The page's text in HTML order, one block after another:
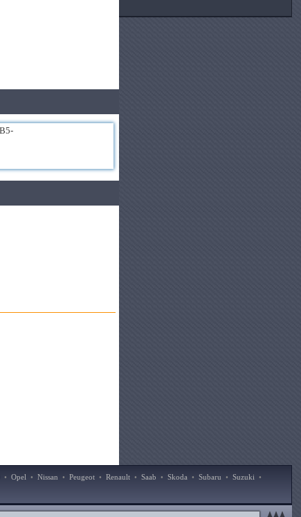
• Opel • Nissan • Peugeot • Renault • Saab • Skoda • Subaru • Suzuki •